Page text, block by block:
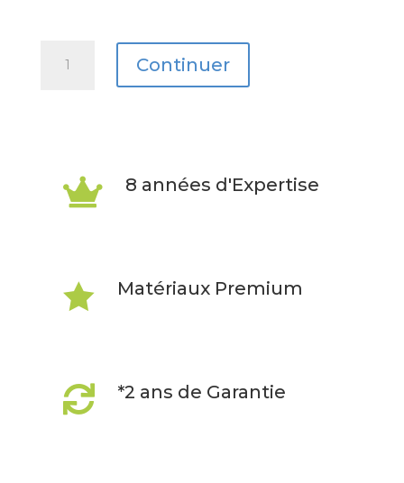
Continuer
 8 années d'Expertise
 Matériaux Premium
 *2 ans de Garantie